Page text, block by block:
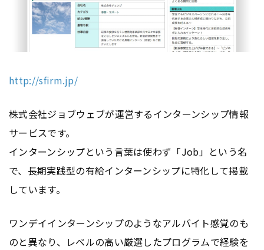
http://sfirm.jp/
株式会社ジョブウェブが運営するインターンシップ情報
サービスです。
インターンシップという言葉は使わず「Job」という名
で、長期実践型の有給インターンシップに特化して掲載
しています。
ワンデイインターンシップのようなアルバイト感覚のも
のと異なり、レベルの高い厳選したプログラムで経験を